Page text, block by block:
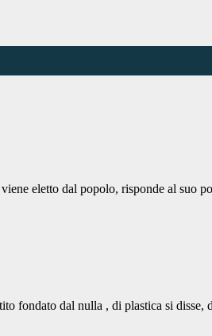
eletto dal popolo, risponde al suo
fondato dal nulla , di plastica si